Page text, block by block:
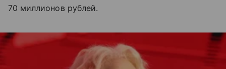
70 миллионов рублей.